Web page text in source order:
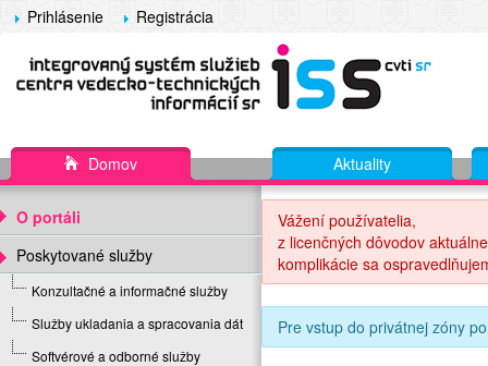
Prihlásenie Registrácia
Domov Aktuality
O portáli
Poskytované služby
Konzultačné a informačné služby
Služby ukladania a spracovania dát
Softvérové a odborné služby
Vážení používatelia,
z licenčných dôvodov
komplikácie sa
Pre vstup do privátnej zóny